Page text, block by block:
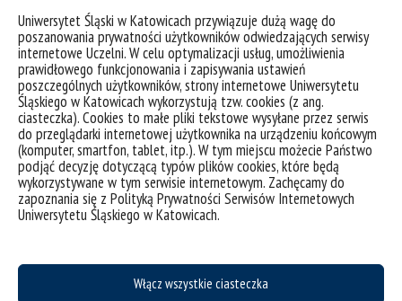
Uniwersytet Śląski w Katowicach przywiązuje dużą wagę do
poszanowania prywatności użytkowników odwiedzających serwisy
internetowe Uczelni. W celu optymalizacji usług, umożliwienia
prawidłowego funkcjonowania i zapisywania ustawień
poszczególnych użytkowników, strony internetowe Uniwersytetu
Śląskiego w Katowicach wykorzystują tzw. cookies (z ang.
ciasteczka). Cookies to małe pliki tekstowe wysyłane przez serwis
do przeglądarki internetowej użytkownika na urządzeniu końcowym
(komputer, smartfon, tablet, itp.). W tym miejscu możecie Państwo
podjąć decyzję dotyczącą typów plików cookies, które będą
wykorzystywane w tym serwisie internetowym. Zachęcamy do
zapoznania się z Polityką Prywatności Serwisów Internetowych
Uniwersytetu Śląskiego w Katowicach.
Włącz wszystkie ciasteczka